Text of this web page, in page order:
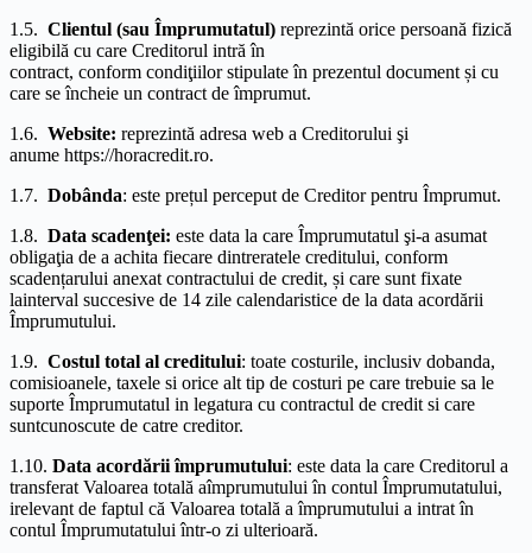
1.5. Clientul (sau Împrumutatul) reprezintă orice persoană fizică
eligibilă cu care Creditorul intră în
contract, conform condiţiilor stipulate în prezentul document și cu
care se încheie un contract de împrumut.
1.6. Website: reprezintă adresa web a Creditorului şi
anume https://horacredit.ro.
1.7. Dobânda: este prețul perceput de Creditor pentru Împrumut.
1.8. Data scadenţei: este data la care Împrumutatul şi-a asumat
obligaţia de a achita fiecare dintreratele creditului, conform
scadențarului anexat contractului de credit, și care sunt fixate
lainterval succesive de 14 zile calendaristice de la data acordării
Împrumutului.
1.9. Costul total al creditului: toate costurile, inclusiv dobanda,
comisioanele, taxele si orice alt tip de costuri pe care trebuie sa le
suporte Împrumutatul in legatura cu contractul de credit si care
suntcunoscute de catre creditor.
1.10. Data acordării împrumutului: este data la care Creditorul a
transferat Valoarea totală aîmprumutului în contul Împrumutatului,
irelevant de faptul că Valoarea totală a împrumutului a intrat în
contul Împrumutatului într-o zi ulterioară.